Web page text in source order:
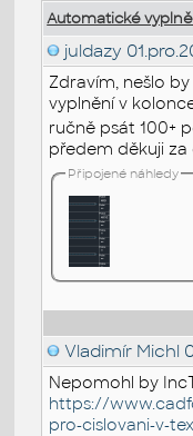
Automatické
juldazy
Zdravím, nešlo
vyplnění v
ručně psát 100+
předem děkuji
Připojené náhledy
Vladimír Michl
Nepomohl by
https://
pro-cislovani-v-